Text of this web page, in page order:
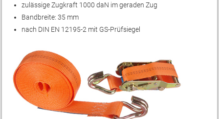
zulässige Zugkraft 1000 daN im geraden Zug
Bandbreite: 35 mm
nach DIN EN 12195-2 mit GS-Prüfsiegel